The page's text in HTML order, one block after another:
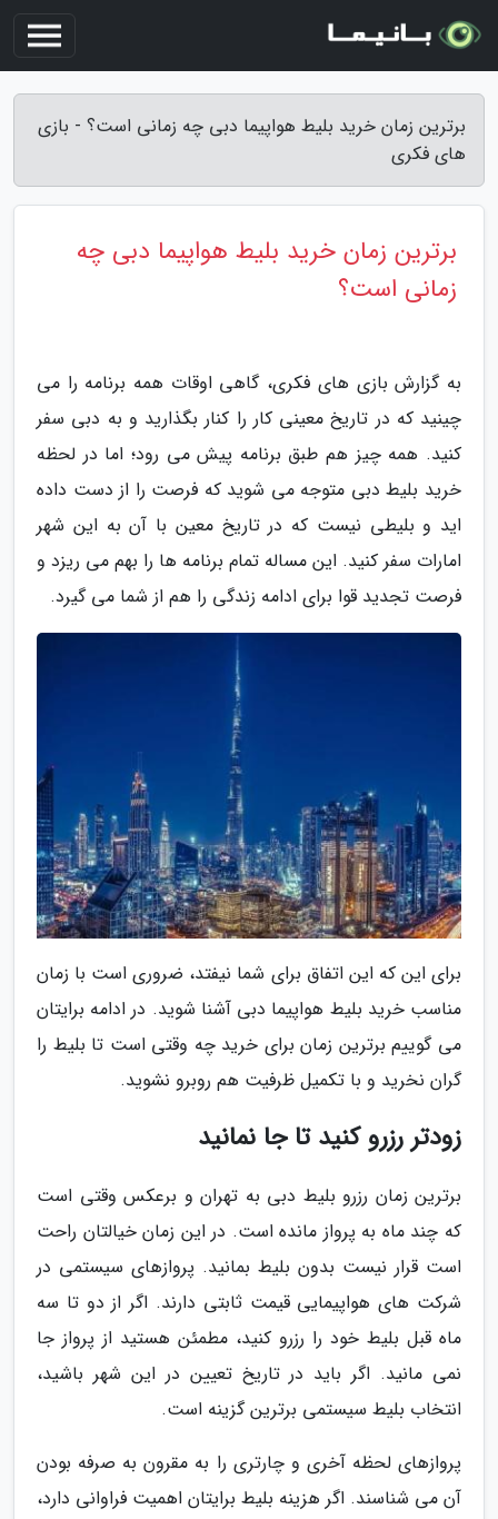
برترین زمان خرید بلیط هواپیما دبی چه زمانی است؟ - بازی
های فکری
برترین زمان خرید بلیط هواپیما دبی چه
زمانی است؟
به گزارش بازی های فکری، گاهی اوقات همه برنامه را می
چینید که در تاریخ معینی کار را کنار بگذارید و به دبی سفر
کنید. همه چیز هم طبق برنامه پیش می رود؛ اما در لحظه
خرید بلیط دبی متوجه می شوید که فرصت را از دست داده
اید و بلیطی نیست که در تاریخ معین با آن به این شهر
امارات سفر کنید. این مساله تمام برنامه ها را بهم می ریزد و
فرصت تجدید قوا برای ادامه زندگی را هم از شما می گیرد.
برای این که این اتفاق برای شما نیفتد، ضروری است با زمان
مناسب خرید بلیط هواپیما دبی آشنا شوید. در ادامه برایتان
می گوییم برترین زمان برای خرید چه وقتی است تا بلیط را
گران نخرید و با تکمیل ظرفیت هم روبرو نشوید.
زودتر رزرو کنید تا جا نمانید
برترین زمان رزرو بلیط دبی به تهران و برعکس وقتی است
که چند ماه به پرواز مانده است. در این زمان خیالتان راحت
است قرار نیست بدون بلیط بمانید. پروازهای سیستمی در
شرکت های هواپیمایی قیمت ثابتی دارند. اگر از دو تا سه
ماه قبل بلیط خود را رزرو کنید، مطمئن هستید از پرواز جا
نمی مانید. اگر باید در تاریخ تعیین در این شهر باشید،
انتخاب بلیط سیستمی برترین گزینه است.
پروازهای لحظه آخری و چارتری را به مقرون به صرفه بودن
آن می شناسند. اگر هزینه بلیط برایتان اهمیت فراوانی دارد،